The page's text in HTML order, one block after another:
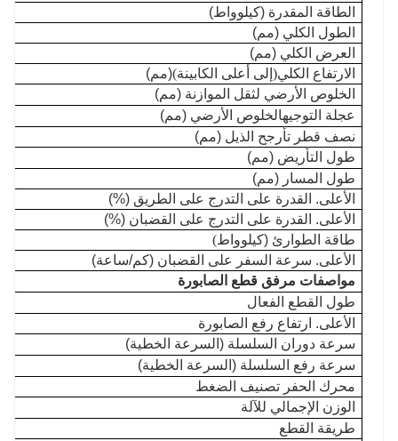
الطاقة المقدرة (كيلوواط)
الطول الكلي (مم)
العرض الكلي (مم)
الارتفاع الكلي( إلى أعلى الكابينة)(مم)
الخلوص الأرضي لثقل الموازنة (مم)
عجلة التوجيهالخلوص الأرضي (مم)
نصف قطر تأرجح الذيل (مم)
طول التأريض (مم)
طول المسار (مم)
الأعلى. القدرة على التدرج على الطريق (%)
الأعلى. القدرة على التدرج على القضبان (%)
طاقة الطوارئ (كيلوواط)
الأعلى. سرعة السفر على القضبان (كم/ساعة)
مواصفات مرفق قطع الصابورة
طول القطع الفعال
الأعلى. ارتفاع رفع الصابورة
سرعة دوران السلسلة (السرعة الخطية)
سرعة رفع السلسلة (السرعة الخطية)
محرك الحفر تصنيف الضغط
الوزن الإجمالي للآلة
طريقة القطع